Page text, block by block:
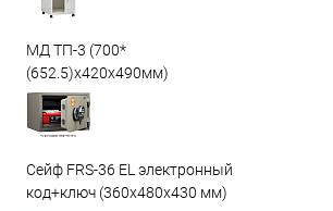
МД ТП-3 (700*
(652.5)x420x490мм)
Сейф FRS-36 EL электронный
код+ключ (360x480x430 мм)